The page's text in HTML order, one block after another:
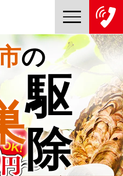
駆除PROについて
除ご依頼の流れ
ア一覧
の
駆
除